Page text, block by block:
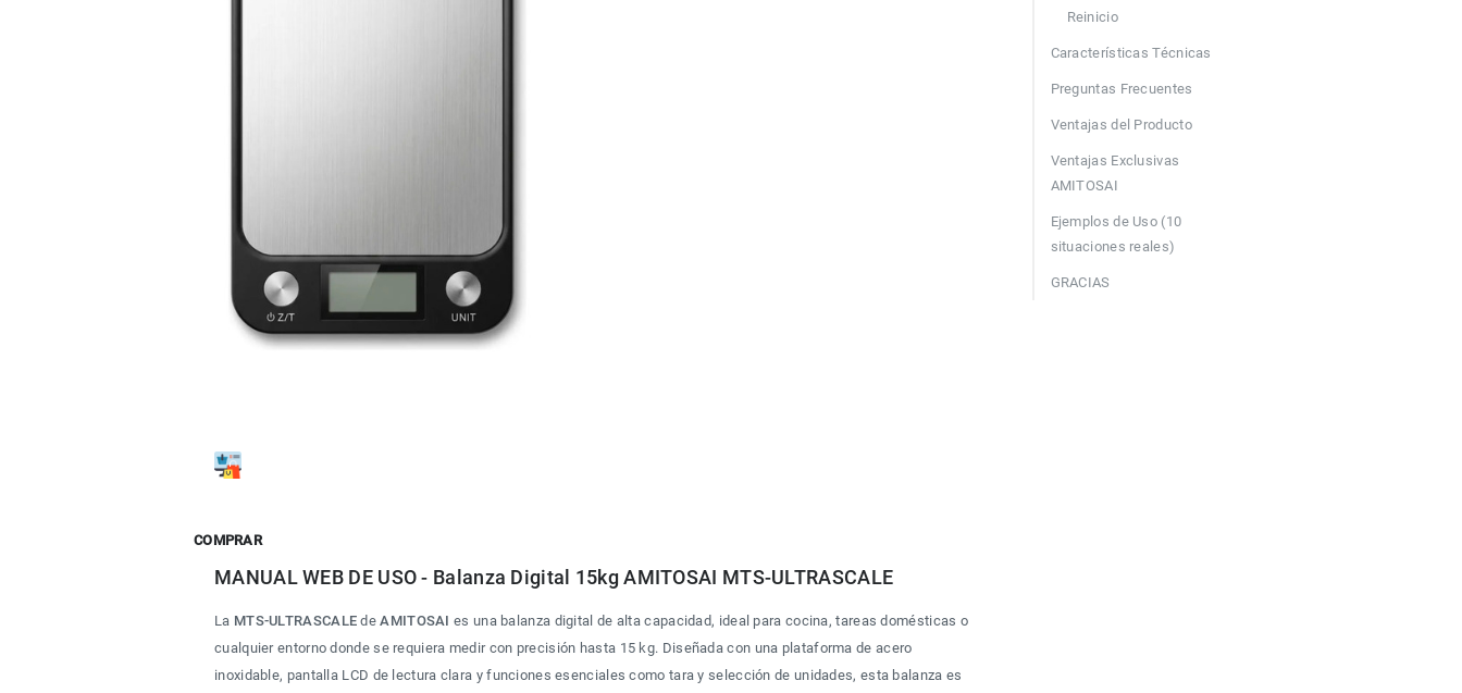
COMPRAR
MANUAL WEB DE USO - Balanza Digital 15kg AMITOSAI MTS-ULTRASCALE
La MTS-ULTRASCALE de AMITOSAI es una balanza digital de alta capacidad, ideal para cocina, tareas domésticas o
cualquier entorno donde se requiera medir con precisión hasta 15 kg. Diseñada con una plataforma de acero
inoxidable, pantalla LCD de lectura clara y funciones esenciales como tara y selección de unidades, esta balanza es
Reinicio
Características Técnicas
Preguntas Frecuentes
Ventajas del Producto
Ventajas Exclusivas
AMITOSAI
Ejemplos de Uso (10
situaciones reales)
GRACIAS